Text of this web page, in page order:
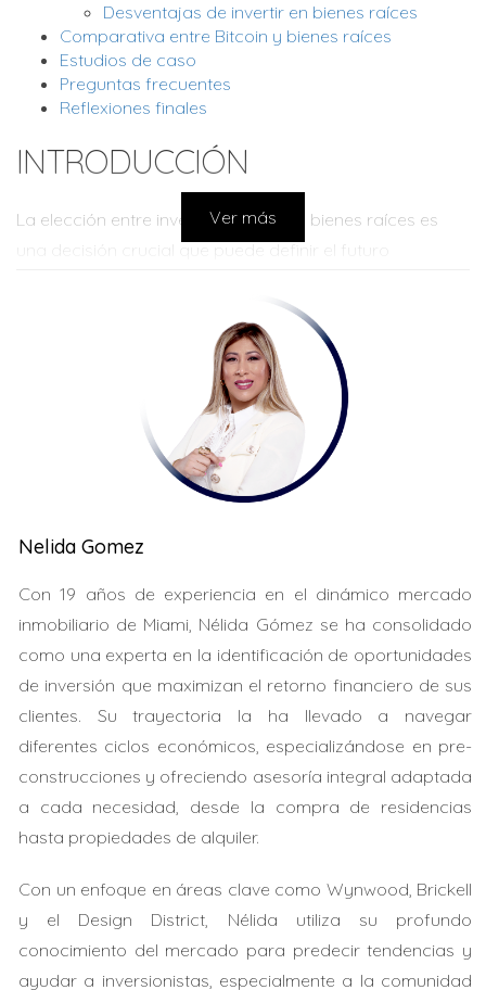
Desventajas de invertir en bienes raíces
Comparativa entre Bitcoin y bienes raíces
Estudios de caso
Preguntas frecuentes
Reflexiones finales
INTRODUCCIÓN
La elección entre invertir en Bitcoin o bienes raíces es
una decisión crucial que puede definir el futuro
ha demostrado ser un activo volátil pero potencialmente
muy rentable. Por otro lado, el mercado inmobiliario,
aunque a menudo más estable, requiere mayores
capitales iniciales y un compromiso a largo plazo.
Entender cómo funciona cada opción y los factores que
influyen en su rendimiento es esencial para cualquier
inversor. En esta exploración, analizaremos tanto el lado
EL AUGE DE BITCOIN
Desde su lanzamiento en 2009, Bitcoin ha captado la
atención mundial. Se ha convertido en un símbolo de el
futuro de las finanzas, atrayendo tanto a inversores
individuales como institucionales. Su naturaleza
descentralizada proporciona a los usuarios un control
sin precedentes sobre sus activos, desafiando los
sistemas financieros tradicionales. Sin embargo, no todo
es color de rosa; la volatilidad de Bitcoin plantea riesgos
que deben ser considerados seriamente antes de dar el
salto.
Ventajas de invertir en Bitcoin
Ver más
Nelida Gomez
Con 19 años de experiencia en el dinámico mercado
inmobiliario de Miami, Nélida Gómez se ha consolidado
como una experta en la identificación de oportunidades
de inversión que maximizan el retorno financiero de sus
clientes. Su trayectoria la ha llevado a navegar
diferentes ciclos económicos, especializándose en pre-
construcciones y ofreciendo asesoría integral adaptada
a cada necesidad, desde la compra de residencias
hasta propiedades de alquiler.
Con un enfoque en áreas clave como Wynwood, Brickell
y el Design District, Nélida utiliza su profundo
conocimiento del mercado para predecir tendencias y
ayudar a inversionistas, especialmente a la comunidad